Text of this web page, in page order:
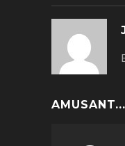
AMUSANT...